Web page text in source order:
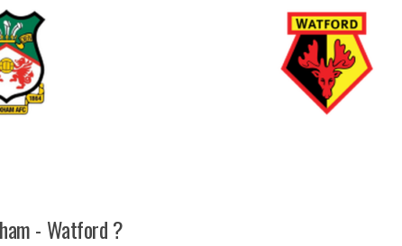
- Watford ?